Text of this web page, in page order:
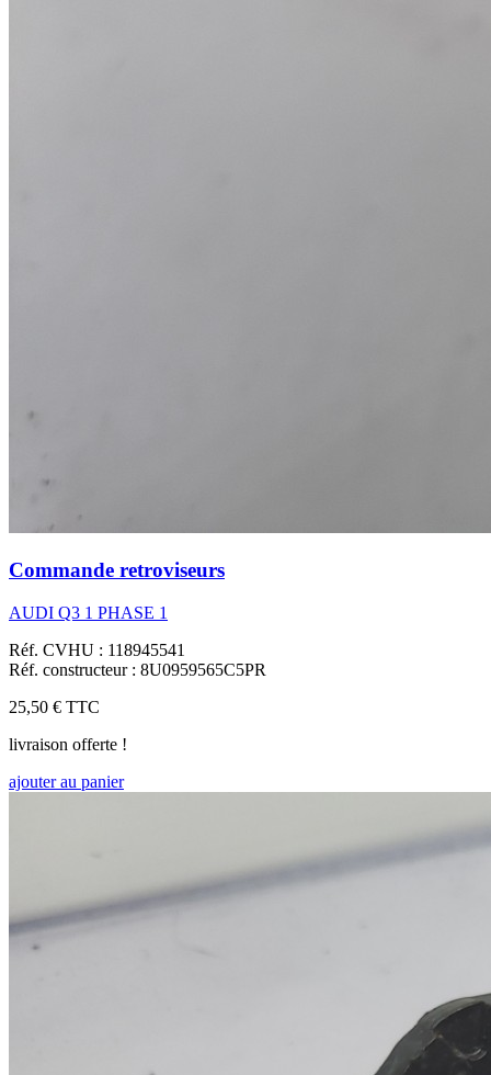
Commande retroviseurs
AUDI Q3 1 PHASE 1
Réf. CVHU : 118945541
Réf. constructeur : 8U0959565C5PR
25,50 € TTC
livraison offerte !
ajouter au panier